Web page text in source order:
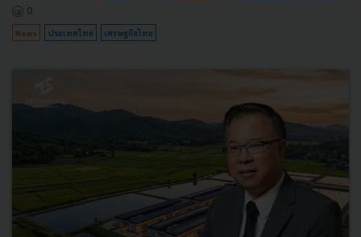
0
News ประเทศไทย เศรษฐกิจไทย